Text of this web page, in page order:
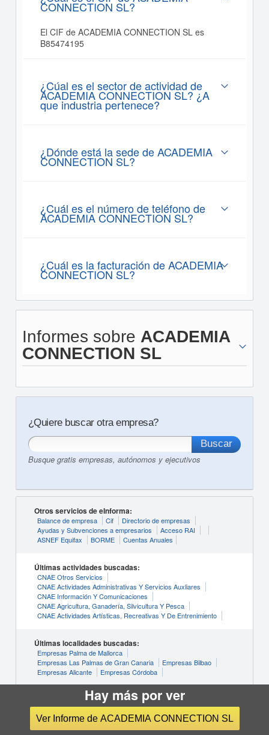
CONNECTION SL?
El CIF de ACADEMIA CONNECTION SL es
B85474195
¿Cúal es el sector de actividad de
ACADEMIA CONNECTION SL? ¿A
que industria pertenece?
¿Dónde está la sede de ACADEMIA
CONNECTION SL?
¿Cuál es el número de teléfono de
ACADEMIA CONNECTION SL?
¿Cuál es la facturación de ACADEMIA
CONNECTION SL?
Informes sobre ACADEMIA
CONNECTION SL
¿Quiere buscar otra empresa?
Busque gratis empresas, autónomos y ejecutivos
Otros servicios de eInforma:
Balance de empresa Cif
Directorio de empresas
Ayudas y Subvenciones a empresarios
Acceso RAI
ASNEF Equifax
BORME Cuentas Anuales
Últimas actividades buscadas:
CNAE Otros Servicios
CNAE Actividades Administrativas Y Servicios Auxliares
CNAE Información Y Comunicaciones
CNAE Agricultura, Ganadería, Silvicultura Y Pesca
CNAE Actividades Artísticas, Recreativas Y De Entrenimiento
Últimas localidades buscadas:
Empresas Palma de Mallorca
Empresas Las Palmas de Gran Canaria
Empresas Bilbao
Empresas Alicante
Empresas Córdoba
Hay más por ver
Ver Informe de ACADEMIA CONNECTION SL